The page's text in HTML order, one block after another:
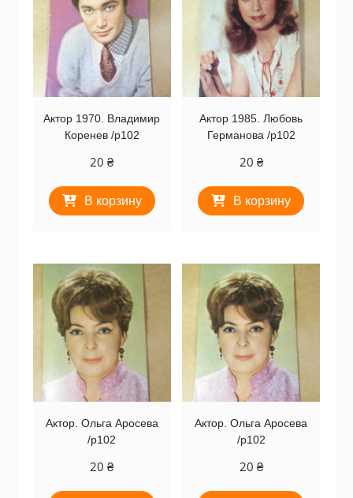
Актор 1970. Владимир
Коренев /p102
20₴
В корзину
Актор 1985. Любовь
Германова /p102
20 ₴
В корзину
Актор. Ольга Аросева
/p102
20₴
Актор. Ольга Аросева
/p102
20 ₴